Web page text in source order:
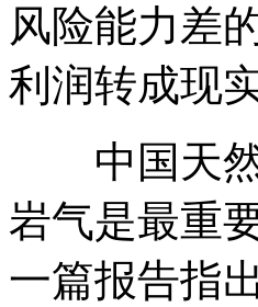
风险能力差
利润转成现
中国天然
岩气是最重
一篇报告指